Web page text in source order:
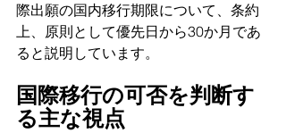
際出願の国内移行期限について、条約
上、原則として優先日から30か月であ
ると説明しています。
国際移行の可否を判断す
る主な視点